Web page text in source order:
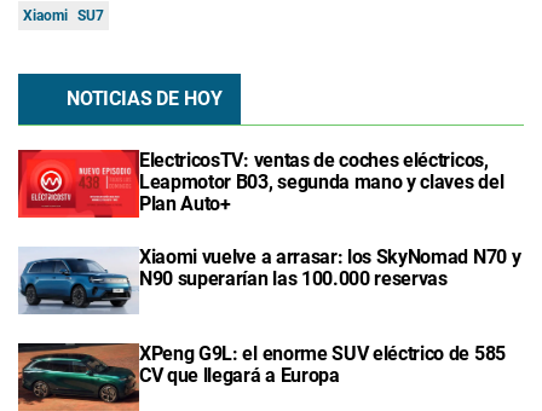
Xiaomi SU7
NOTICIAS DE HOY
ElectricosTV: ventas de coches eléctricos,
Leapmotor B03, segunda mano y claves del
Plan Auto+
Xiaomi vuelve a arrasar: los SkyNomad N70 y
N90 superarían las 100.000 reservas
XPeng G9L: el enorme SUV eléctrico de 585
CV que llegará a Europa